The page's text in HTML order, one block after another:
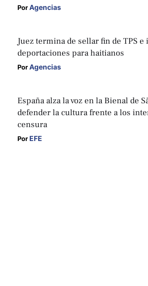
Por Agencias
Juez termina de sellar fin de TPS e
deportaciones para haitianos
Por Agencias
España alza la voz en la Bienal de
defender la cultura frente a los
censura
Por EFE